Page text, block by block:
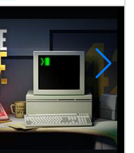
Video: The Stanley